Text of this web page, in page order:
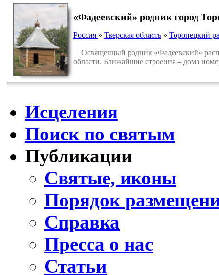
«Фадеевский» родник город
Россия » Тверская область» Торопецкий
Освященный родник «Фадеевский»
области. Ближайшие строения – дома
Исцеления
Поиск по святым
Публикации
Святые, иконы
Порядок
Справка
Пресса о нас
Статьи